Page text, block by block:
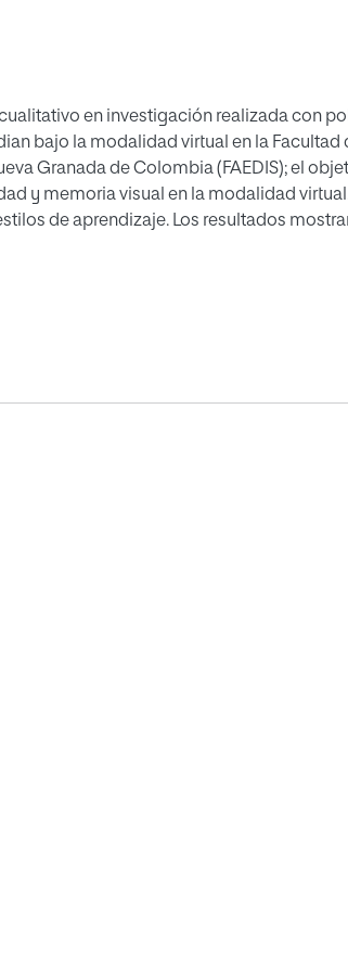
en investigación realizada con
bajo la modalidad virtual en la Facultad
Granada de Colombia (FAEDIS); el
y memoria visual en la modalidad
de aprendizaje. Los resultados
en imágenes.